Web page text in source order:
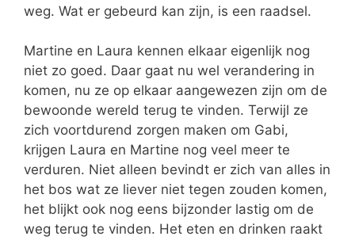
weg. Wat er gebeurd kan zijn, is een raadsel.
Martine en Laura kennen elkaar eigenlijk nog
niet zo goed. Daar gaat nu wel verandering in
komen, nu ze op elkaar aangewezen zijn om de
bewoonde wereld terug te vinden. Terwijl ze
zich voortdurend zorgen maken om Gabi,
krijgen Laura en Martine nog veel meer te
verduren. Niet alleen bevindt er zich van alles in
het bos wat ze liever niet tegen zouden komen,
het blijkt ook nog eens bijzonder lastig om de
weg terug te vinden. Het eten en drinken raakt